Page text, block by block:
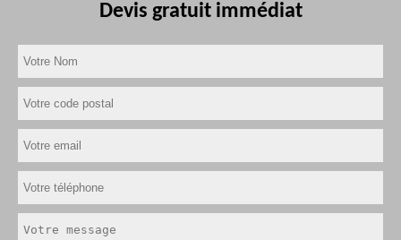
Devis gratuit immédiat